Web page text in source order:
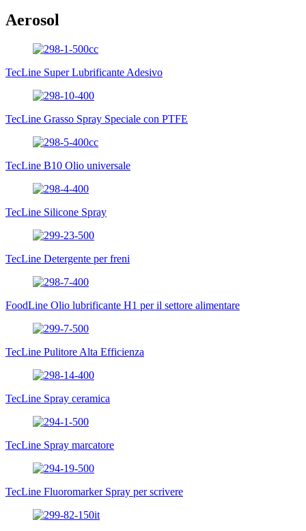
Aerosol
TecLine Super Lubrificante Adesivo
TecLine Grasso Spray Speciale con PTFE
TecLine B10 Olio universale
TecLine Silicone Spray
TecLine Detergente per freni
FoodLine Olio lubrificante H1 per il settore alimentare
TecLine Pulitore Alta Efficienza
TecLine Spray ceramica
TecLine Spray marcatore
TecLine Fluoromarker Spray per scrivere